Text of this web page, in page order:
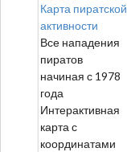
Карта пиратской
активности
Все нападения
пиратов
начиная с 1978
года
Интерактивная
карта с
координатами